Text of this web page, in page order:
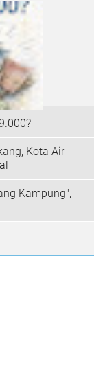
Kota Air
Kampung",